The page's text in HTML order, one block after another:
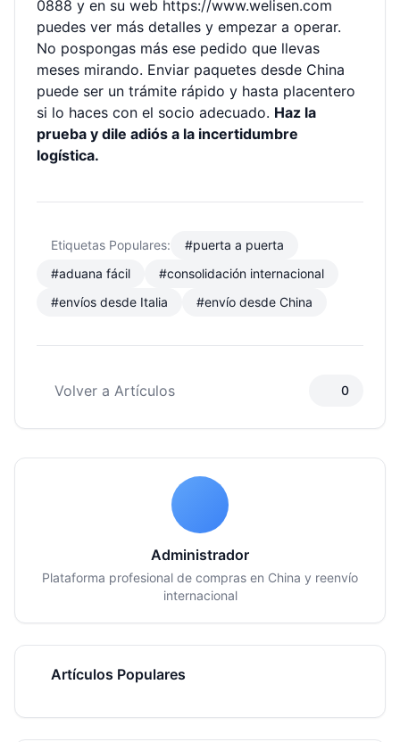
0888 y en su web https://www.welisen.com
puedes ver más detalles y empezar a operar.
No pospongas más ese pedido que llevas
meses mirando. Enviar paquetes desde China
puede ser un trámite rápido y hasta placentero
si lo haces con el socio adecuado. Haz la
prueba y dile adiós a la incertidumbre
logística.
Etiquetas Populares:
#puerta a puerta
#aduana fácil
#consolidación internacional
#envíos desde Italia
#envío desde China
Volver a Artículos 0
Administrador
Plataforma profesional de compras en China y reenvío
internacional
Artículos Populares